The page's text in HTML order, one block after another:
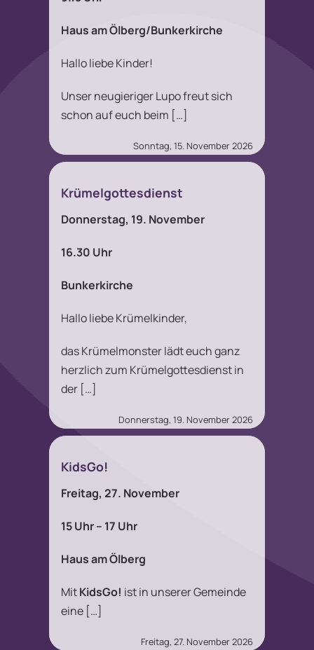
Haus am Ölberg/Bunkerkirche
Hallo liebe Kinder!
Unser neugieriger Lupo freut sich
schon auf euch beim […]
Sonntag, 15. November 2026
Krümelgottesdienst
Donnerstag, 19. November
16.30 Uhr
Bunkerkirche
Hallo liebe Krümelkinder,
das Krümelmonster lädt euch ganz
herzlich zum Krümelgottesdienst in
der […]
Donnerstag, 19. November 2026
KidsGo!
Freitag, 27. November
15 Uhr – 17 Uhr
Haus am Ölberg
MitKidsGo! ist in unserer Gemeinde
eine […]
Freitag, 27. November 2026